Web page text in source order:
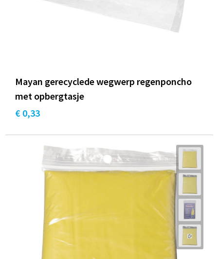
Mayan gerecyclede wegwerp regenponcho
met opbergtasje
€ 0,33